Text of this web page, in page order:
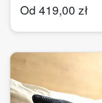
Od 419,00 zł